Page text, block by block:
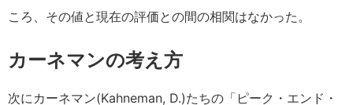
ころ、その値と現在の評価との間の相関はなかった。
カーネマンの考え方
次にカーネマン(Kahneman, D.)たちの「ピーク・エンド・